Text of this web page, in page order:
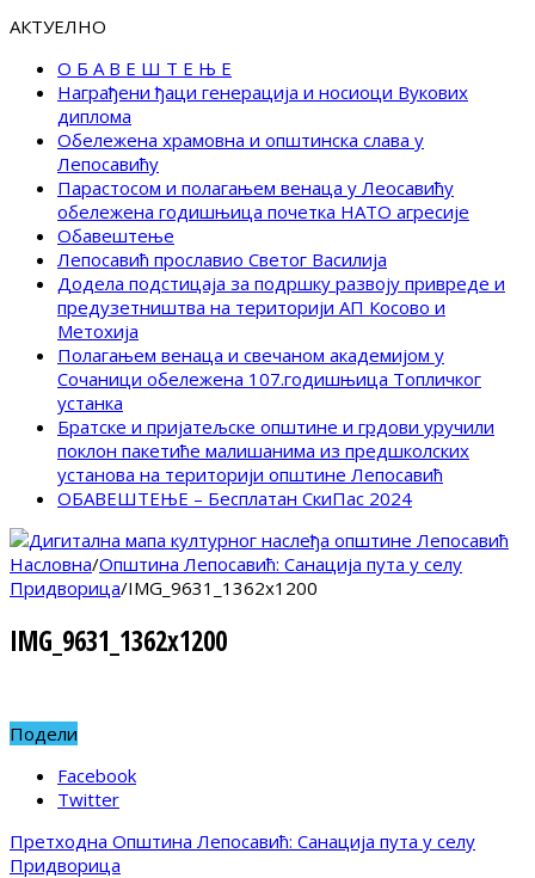
АКТУЕЛНО
О Б А В Е Ш Т Е Њ Е
Награђени ђаци генерација и носиоци Вукових
диплома
Обележена храмовна и општинска слава у
Лепосавићу
Парастосом и полагањем венаца у Леосавићу
обележена годишњица почетка НАТО агресије
Обавештење
Лепосавић прославио Светог Василија
Додела подстицаја за подршку развоју привреде и
предузетништва на територији АП Косово и
Метохија
Полагањем венаца и свечаном академијом у
Сочаници обележена 107.годишњица Топличког
устанка
Братске и пријатељске општине и грдови уручили
поклон пакетиће малишанима из предшколских
установа на територији општине Лепосавић
ОБАВЕШТЕЊЕ – Бесплатан СкиПас 2024
Насловна/Општина Лепосавић: Санација пута у селу
Придворица/IMG_9631_1362x1200
IMG_9631_1362x1200
Подели
Facebook
Twitter
Претходна Општина Лепосавић: Санација пута у селу
Придворица